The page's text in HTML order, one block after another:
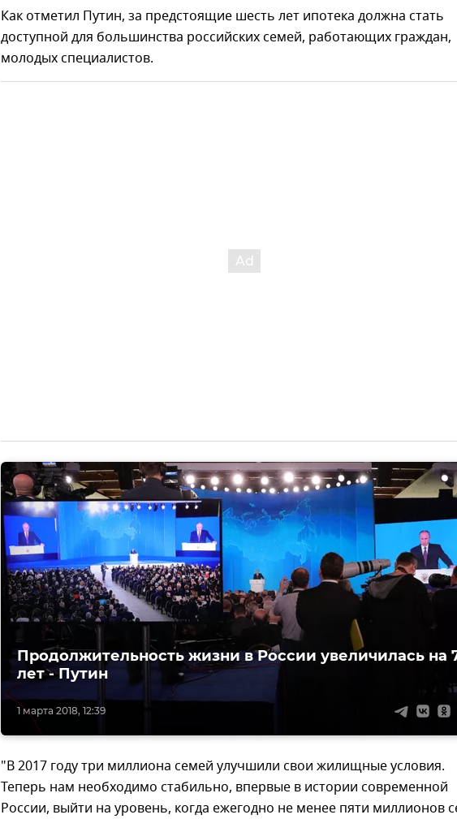
Как отметил Путин, за предстоящие шесть лет ипотека должна стать
доступной для большинства российских семей, работающих граждан,
молодых специалистов.
1 марта 2018, 12:39
Продолжительность жизни в России увеличилась на
лет - Путин
"В 2017 году три миллиона семей улучшили свои жилищные условия.
Теперь нам необходимо стабильно, впервые в истории современной
России, выйти на уровень, когда ежегодно не менее пяти миллионов